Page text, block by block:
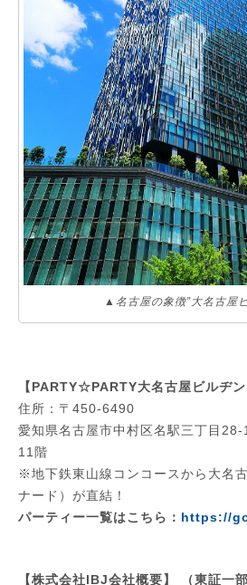
▲名古屋の象徴”大名古屋
【PARTY☆PARTY大名古屋ビルヂン
住所：〒450-6490
愛知県名古屋市中村区名駅三丁目
11階
※地下鉄東山線コンコースから大名
ナード）が直結！
パーティー一覧はこちら： https://
【株式会社IBJ会社概要】 （東証一